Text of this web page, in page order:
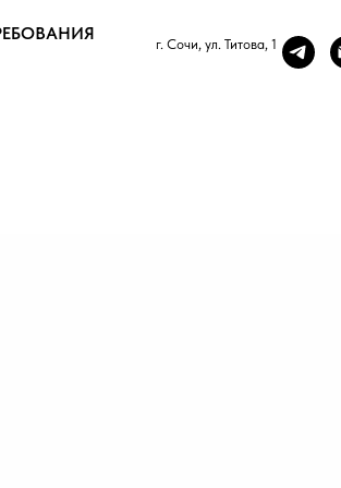
г. Сочи, ул. Титова, 1